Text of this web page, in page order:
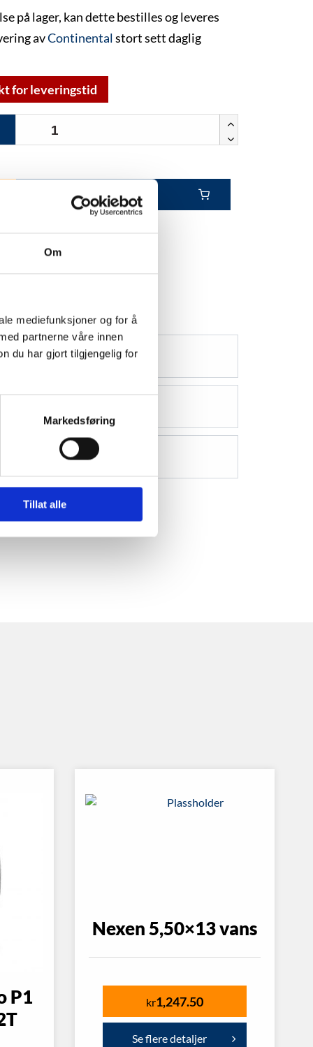
Om
mediefunksjoner og for å
partnerne våre innen
du har gjort tilgjengelig for
Markedsføring
Tillat alle
på lager, kan dette bestilles og leveres
avContinentalstort sett daglig
for leveringstid
Kjøp
P1
Nexen 5,50×13 vans
kr1,247.50
Se flere detaljer